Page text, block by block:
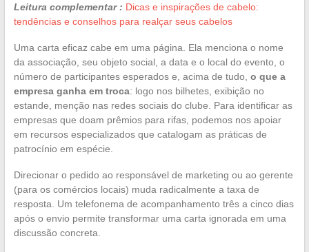
Leitura complementar : Dicas e inspirações de cabelo:
tendências e conselhos para realçar seus cabelos
Uma carta eficaz cabe em uma página. Ela menciona o nome
da associação, seu objeto social, a data e o local do evento, o
número de participantes esperados e, acima de tudo, o que a
empresa ganha em troca: logo nos bilhetes, exibição no
estande, menção nas redes sociais do clube. Para identificar as
empresas que doam prêmios para rifas, podemos nos apoiar
em recursos especializados que catalogam as práticas de
patrocínio em espécie.
Direcionar o pedido ao responsável de marketing ou ao gerente
(para os comércios locais) muda radicalmente a taxa de
resposta. Um telefonema de acompanhamento três a cinco dias
após o envio permite transformar uma carta ignorada em uma
discussão concreta.